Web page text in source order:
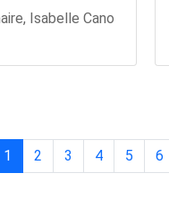
Isabelle Cano
1 2 3 4 5 6